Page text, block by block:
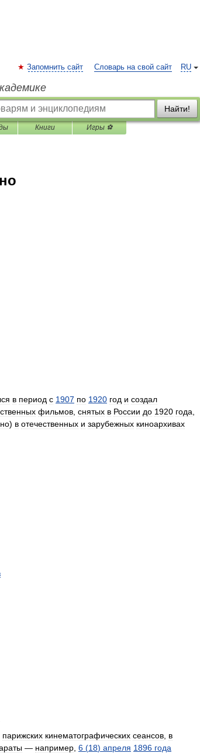
RU
Запомнить сайт Словарь на свой сайт
Найти!
Книги Игры ⚽
в период с 1907 по 1920 год и создал
фильмов снятых в России до 1920 года
) в отечественных и зарубежных киноархивах
парижских кинематографических сеансов в
— например 6 (18) апреля 1896 года